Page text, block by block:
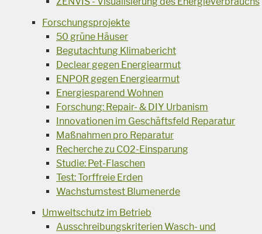
Forschungsprojekte
50 grüne Häuser
Begutachtung Klimabericht
Declear gegen Energiearmut
ENPOR gegen Energiearmut
Energiesparend Wohnen
Forschung: Repair- & DIY Urbanism
Innovationen im Geschäftsfeld Reparatur
Maßnahmen pro Reparatur
Recherche zu CO2-Einsparung
Studie: Pet-Flaschen
Test: Torffreie Erden
Wachstumstest Blumenerde
Umweltschutz im Betrieb
Ausschreibungskriterien Wasch- und